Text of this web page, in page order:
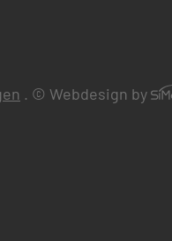
. © Webdesign by